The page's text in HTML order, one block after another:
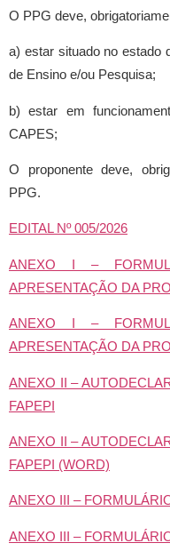
O PPG deve,
a) estar situado no estado
de Ensino e/ou Pesquisa;
b) estar em
CAPES;
O proponente deve,
PPG.
EDITAL Nº 005/2026
ANEXO I –
APRESENTAÇÃO DA
ANEXO I –
APRESENTAÇÃO DA
ANEXO II –
FAPEPI
ANEXO II –
FAPEPI (WORD)
ANEXO III –
ANEXO III –